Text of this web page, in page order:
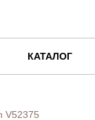
КАТАЛОГ
V52375